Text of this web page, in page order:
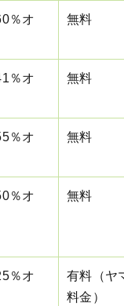
％オ
無料
％オ
無料
％オ
無料
％オ
無料
％オ
有料（ヤ
料金）